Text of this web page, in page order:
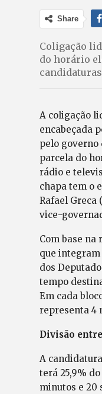
Share
Coligação
do horário
candidaturas
A coligação
encabeçada
pelo governo
parcela do
rádio e
chapa tem o
Rafael Greca
vice-
Com base na
que integram
dos
tempo
Em cada
representa 4
Divisão
A
terá 25,9%
minutos e 20